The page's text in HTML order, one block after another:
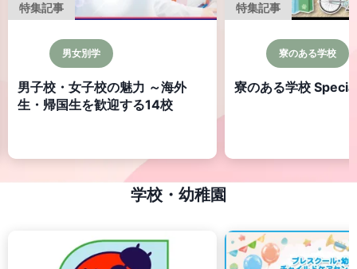
特集記事
男女別学
男子校・女子校の魅力 ～海外
生・帰国生を歓迎する14校
特集記事
寮のある学校
寮のある学校
学校・幼稚園